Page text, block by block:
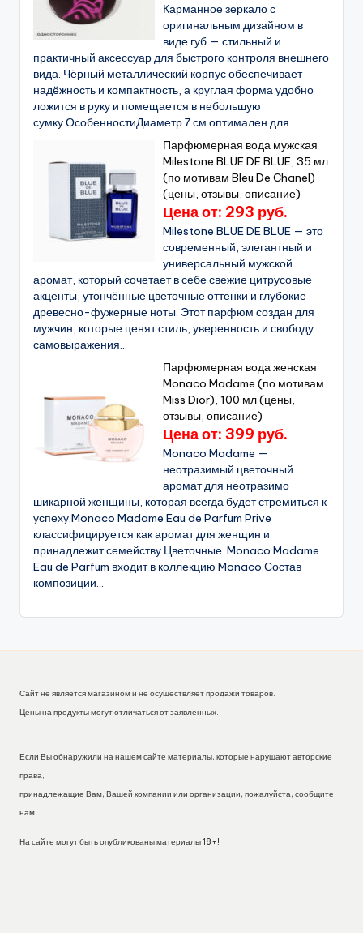
Карманное зеркало с
оригинальным дизайном в
виде губ — стильный и
практичный аксессуар для быстрого контроля внешнего
вида. Чёрный металлический корпус обеспечивает
надёжность и компактность, а круглая форма удобно
ложится в руку и помещается в небольшую
сумку.ОсобенностиДиаметр 7 см оптимален для...
Парфюмерная вода мужская
Milestone BLUE DE BLUE, 35 мл
(по мотивам Bleu De Chanel)
(цены, отзывы, описание)
Цена от: 293 руб.
Milestone BLUE DE BLUE — это
современный, элегантный и
универсальный мужской
аромат, который сочетает в себе свежие цитрусовые
акценты, утончённые цветочные оттенки и глубокие
древесно-фужерные ноты. Этот парфюм создан для
мужчин, которые ценят стиль, уверенность и свободу
самовыражения...
Парфюмерная вода женская
Monaco Madame (по мотивам
Miss Dior), 100 мл (цены,
отзывы, описание)
Цена от: 399 руб.
Monaco Madame —
неотразимый цветочный
аромат для неотразимо
шикарной женщины, которая всегда будет стремиться к
успеху.Monaco Madame Eau de Parfum Prive
классифицируется как аромат для женщин и
принадлежит семейству Цветочные. Monaco Madame
Eau de Parfum входит в коллекцию Monaco.Состав
композиции...
Сайт не является магазином и не осуществляет продажи товаров.
Цены на продукты могут отличаться от заявленных.
Если Вы обнаружили на нашем сайте материалы, которые нарушают авторские
права,
принадлежащие Вам, Вашей компании или организации, пожалуйста, сообщите
нам.
На сайте могут быть опубликованы материалы 18+!